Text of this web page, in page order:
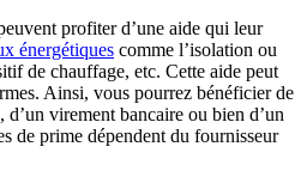
profiter d’une aide qui leur
énergétiques comme l’isolation ou
de chauffage, etc. Cette aide peut
Ainsi, vous pourrez bénéficier de
d’un virement bancaire ou bien d’un
de prime dépendent du fournisseur